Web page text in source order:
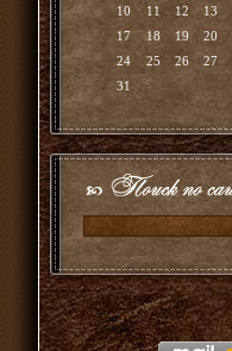
10
11 12 13
17
18 19 20
24
25 26 27
31